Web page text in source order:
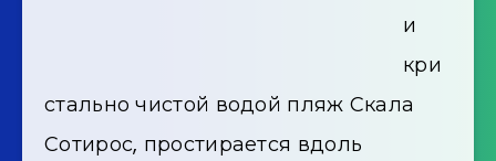
и
кри
стально чистой водой пляж Скала
Сотирос, простирается вдоль